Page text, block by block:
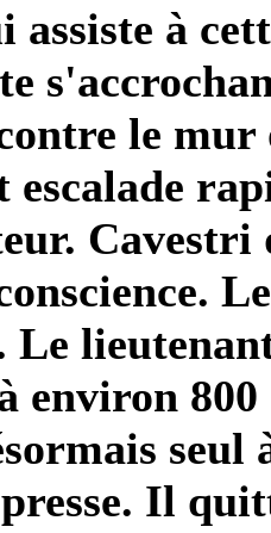
assiste à
le mur
escalade
Cavestri
Le
environ
Il